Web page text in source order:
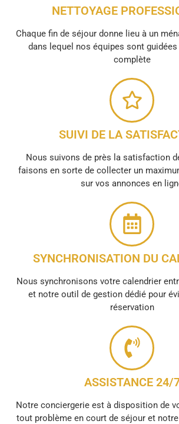
NETTOYAGE
Chaque fin de séjour donne lieu à un
dans lequel nos équipes sont
complète
SUIVI DE LA
Nous suivons de près la satisfaction
faisons en sorte de collecter un
sur vos annonces en
SYNCHRONISATION DU
Nous synchronisons votre calendrier
et notre outil de gestion dédié pour
réservation
ASSISTANCE 24/
Notre conciergerie est à disposition de
tout problème en court de séjour et